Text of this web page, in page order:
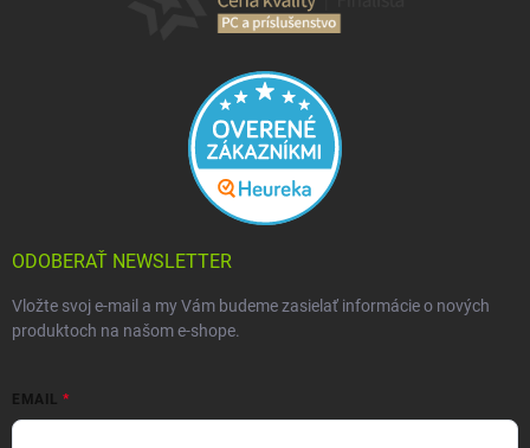
ODOBERAŤ NEWSLETTER
Vložte svoj e-mail a my Vám budeme zasielať informácie o nových
produktoch na našom e-shope.
EMAIL